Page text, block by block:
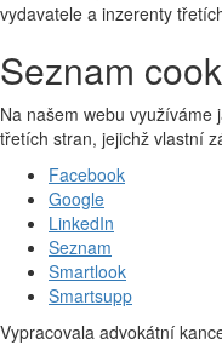
vydavatele a inzerenty
Seznam
Na našem webu využíváme
třetích stran, jejichž vlastní
Facebook
Google
LinkedIn
Seznam
Smartlook
Smartsupp
Vypracovala advokátní